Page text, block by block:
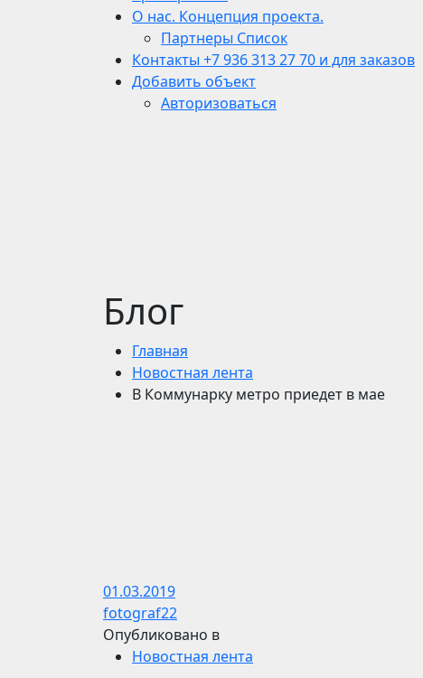
О нас. Концепция проекта.
Партнеры Список
Контакты +7 936 313 27 70 и для заказов
Добавить объект
Авторизоваться
Блог
Главная
Новостная лента
В Коммунарку метро приедет в мае
01.03.2019
fotograf22
Опубликовано в
Новостная лента